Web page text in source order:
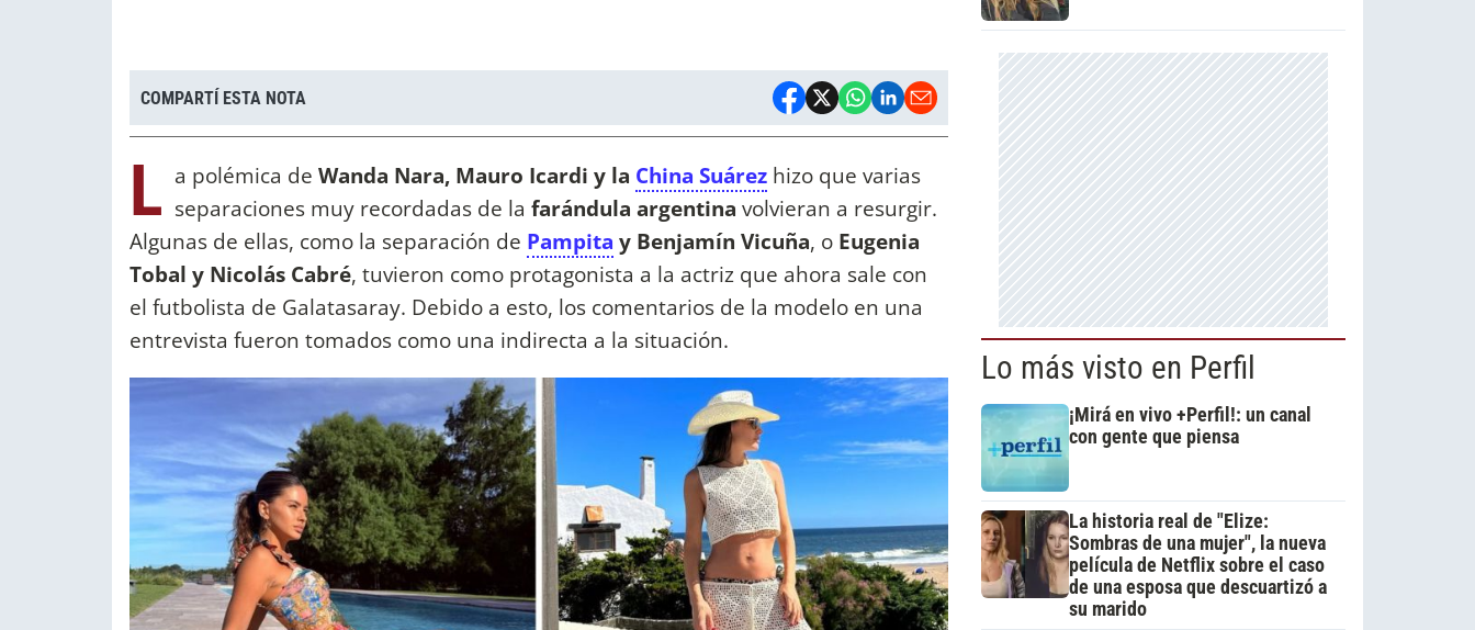
COMPARTÍ ESTA NOTA
L a polémica de Wanda Nara, Mauro Icardi y la China Suárez hizo que varias
separaciones muy recordadas de la farándula argentina volvieran a resurgir.
Algunas de ellas, como la separación de Pampita y Benjamín Vicuña, o Eugenia
Tobal y Nicolás Cabré, tuvieron como protagonista a la actriz que ahora sale con
el futbolista de Galatasaray. Debido a esto, los comentarios de la modelo en una
entrevista fueron tomados como una indirecta a la situación.
Lo más visto en Perfil
¡Mirá en vivo +Perfil!: un canal
con gente que piensa
La historia real de "Elize:
Sombras de una mujer", la nueva
película de Netflix sobre el caso
de una esposa que descuartizó a
su marido